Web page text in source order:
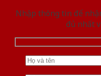
Nhập thông tin để
đủ nhất